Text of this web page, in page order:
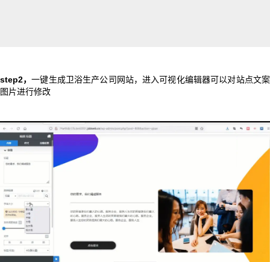
step2，一键生成卫浴生产公司网站，进入可视化编辑器可以对站点文案
图片进行修改